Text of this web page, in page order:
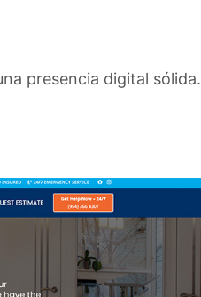
presencia digital sólida.